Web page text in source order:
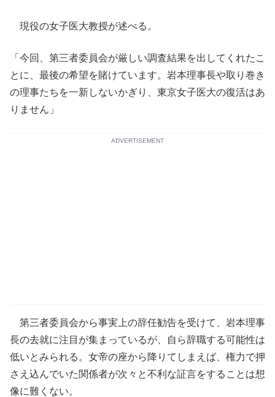
現役の女子医大教授が述べる。
「今回、第三者委員会が厳しい調査結果を出してくれたこ
とに、最後の希望を賭けています。岩本理事長や取り巻き
の理事たちを一新しないかぎり、東京女子医大の復活はあ
りません」
ADVERTISEMENT
第三者委員会から事実上の辞任勧告を受けて、岩本理事
長の去就に注目が集まっているが、自ら辞職する可能性は
低いとみられる。女帝の座から降りてしまえば、権力で押
さえ込んでいた関係者が次々と不利な証言をすることは想
像に難くない。